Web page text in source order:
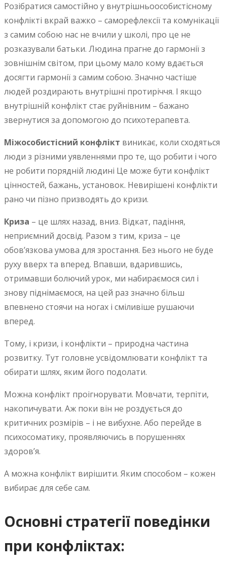
Розібратися самостійно у внутрішньоособистісному
конфлікті вкрай важко – саморефлексії та комунікації
з самим собою нас не вчили у школі, про це не
розказували батьки. Людина прагне до гармонії з
зовнішнім світом, при цьому мало кому вдається
досягти гармонії з самим собою. Значно частіше
людей роздирають внутрішні протиріччя. І якщо
внутрішній конфлікт стає руйнівним – бажано
звернутися за допомогою до психотерапевта.
Міжособистісний конфлікт виникає, коли сходяться
люди з різними уявленнями про те, що робити і чого
не робити порядній людині Це може бути конфлікт
цінностей, бажань, установок. Невирішені конфлікти
рано чи пізно призводять до кризи.
Криза – це шлях назад, вниз. Відкат, падіння,
неприємний досвід. Разом з тим, криза – це
обов’язкова умова для зростання. Без нього не буде
руху вверх та вперед. Впавши, вдарившись,
отримавши болючий урок, ми набираємося сил і
знову піднімаємося, на цей раз значно більш
впевнено стоячи на ногах і сміливіше рушаючи
вперед.
Тому, і кризи, і конфлікти – природна частина
розвитку. Тут головне усвідомлювати конфлікт та
обирати шлях, яким його подолати.
Можна конфлікт проігнорувати. Мовчати, терпіти,
накопичувати. Аж поки він не роздується до
критичних розмірів – і не вибухне. Або перейде в
психосоматику, проявляючись в порушеннях
здоров’я.
А можна конфлікт вирішити. Яким способом – кожен
вибирає для себе сам.
Основні стратегії поведінки
при конфліктах: